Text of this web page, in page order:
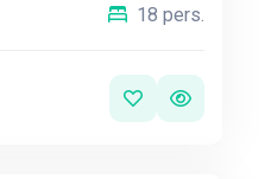
18 pers.